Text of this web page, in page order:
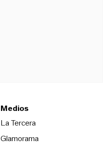
Medios
La TerceraOpens in new
Glamorama